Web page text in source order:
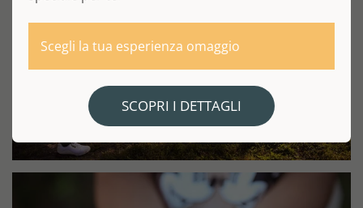
Scegli la tua esperienza omaggio
SCOPRI I DETTAGLI